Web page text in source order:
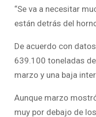
“Se va a necesitar
están detrás del
De acuerdo con
639.100 toneladas
marzo y una baja
Aunque marzo
muy por debajo de